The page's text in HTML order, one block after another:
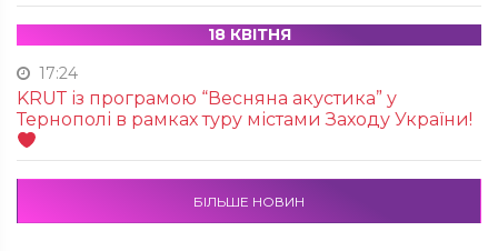
18 КВІТНЯ
17:24
KRUТ із програмою “Весняна акустика” у
Тернополі в рамках туру містами Заходу України!
БІЛЬШЕ НОВИН